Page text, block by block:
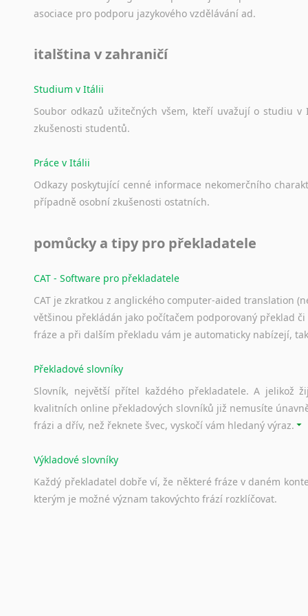
asociace pro podporu jazykového vzdělávání ad.
italština v zahraničí
Studium v Itálii
Soubor odkazů užitečných všem, kteří uvažují o studiu v
zkušenosti studentů.
Práce v Itálii
Odkazy poskytující cenné informace nekomerčního
případně osobní zkušenosti ostatních.
pomůcky a tipy pro překladatele
CAT - Software pro překladatele
CAT je zkratkou z anglického computer-aided translation
většinou překládán jako počítačem podporovaný překlad
fráze a při dalším překladu vám je automaticky nabízejí,
Překladové slovníky
Slovník, největší přítel každého překladatele. A jelikož
kvalitních online překladových slovníků již nemusíte
frázi a dřív, než řeknete švec, vyskočí vám hledaný výraz.
Výkladové slovníky
Každý překladatel dobře ví, že některé fráze v daném
kterým je možné význam takovýchto frází rozklíčovat.